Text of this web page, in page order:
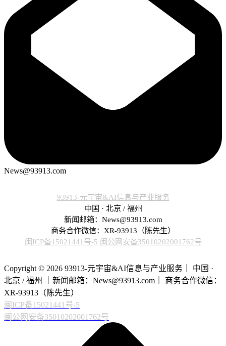
News@93913.com
93913-元宇宙&AI信息与产业服务
中国 · 北京 / 福州
新闻邮箱：News@93913.com
商务合作微信：XR-93913（陈先生）
闽ICP备15021441号-5 闽公网安备35010202001762号
Copyright © 2026 93913-元宇宙&AI信息与产业服务｜ 中国 ·
北京 / 福州 ｜新闻邮箱：News@93913.com｜ 商务合作微信：
XR-93913（陈先生）
闽ICP备15021441号-5
闽公网安备35010202001762号